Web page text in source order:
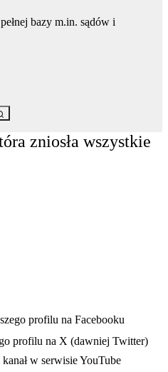
bazy m.in. sądów i
zniosła wszystkie
nowej karcieprofilu na Facebooku
profilu na X (dawniej Twitter)
nowej karciew serwisie YouTube